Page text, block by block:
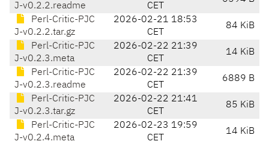
J-v0.2.2.readme
CET
Perl-Critic-PJC
J-v0.2.2.tar.gz
2026-02-21 18:53
CET
84 KiB
Perl-Critic-PJC
J-v0.2.3.meta
2026-02-22 21:39
CET
14 KiB
Perl-Critic-PJC
J-v0.2.3.readme
2026-02-22 21:39
CET
6889 B
Perl-Critic-PJC
J-v0.2.3.tar.gz
2026-02-22 21:41
CET
85 KiB
Perl-Critic-PJC
J-v0.2.4.meta
2026-02-23 19:59
CET
14 KiB